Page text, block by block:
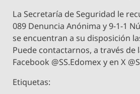
La Secretaría de Seguridad le
089 Denuncia Anónima y 9-1-1
se encuentran a su disposición
Puede contactarnos, a través de
Facebook @SS.Edomex y en X
Etiquetas: